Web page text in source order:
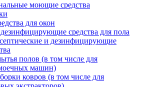
моющие средства
для окон
средства для пола
и дезинфицирующие
полов (в том числе для
машин)
ковров (в том числе для